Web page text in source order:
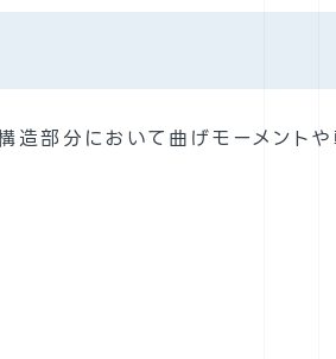
造部分において曲げモーメント